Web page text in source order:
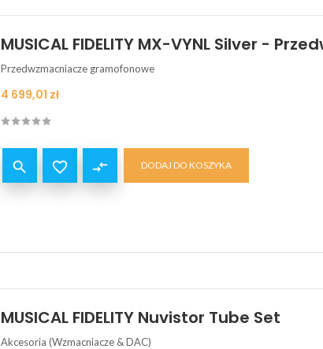
MUSICAL FIDELITY MX-VYNL Silver -
Przedwzmacniacze gramofonowe
Cena
4 699,01 zł
  compare_arrows DODAJ DO KOSZYKA
MUSICAL FIDELITY Nuvistor Tube Set
Akcesoria (Wzmacniacze & DAC)